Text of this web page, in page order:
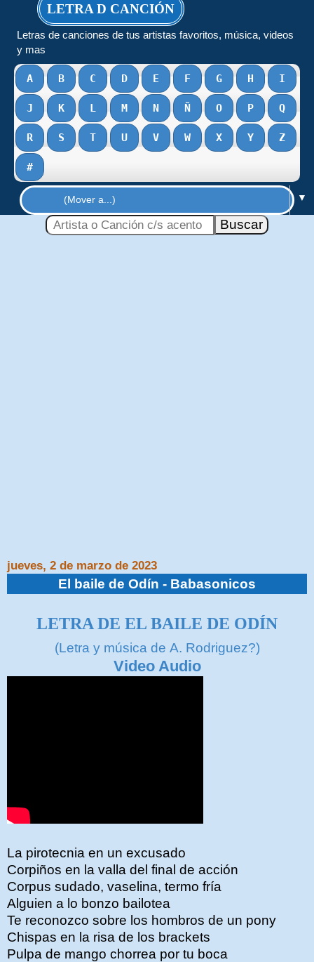
LETRA D CANCIÓN
Letras de canciones de tus artistas favoritos, música, videos
y mas
A B C D E F G H I
J K L M N Ñ O P Q
R S T U V W X Y Z
#
▼
jueves, 2 de marzo de 2023
El baile de Odín - Babasonicos
LETRA DE EL BAILE DE ODÍN
(Letra y música de A. Rodriguez?)
Video Audio
La pirotecnia en un excusado
Corpiños en la valla del final de acción
Corpus sudado, vaselina, termo fría
Alguien a lo bonzo bailotea
Te reconozco sobre los hombros de un pony
Chispas en la risa de los brackets
Pulpa de mango chorrea por tu boca